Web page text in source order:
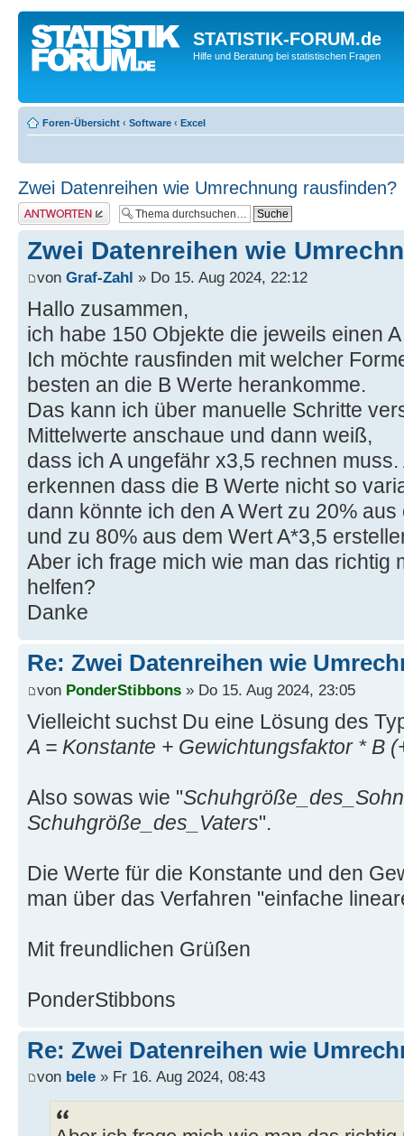
STATISTIK-FORUM.de
Hilfe und Beratung bei statistischen Fragen
Foren-Übersicht ‹ Software ‹ Excel
Zwei Datenreihen wie Umrechnung rausfinden?
Antwort erstellen
Zwei Datenreihen wie
von Graf-Zahl » Do 15. Aug 2024, 22:12
Hallo zusammen,
ich habe 150 Objekte die jeweils einen
Ich möchte rausfinden mit welcher
besten an die B Werte herankomme.
Das kann ich über manuelle Schritte
Mittelwerte anschaue und dann weiß,
dass ich A ungefähr x3,5 rechnen
erkennen dass die B Werte nicht so
dann könnte ich den A Wert zu 20%
und zu 80% aus dem Wert A*3,5
Aber ich frage mich wie man das richtig
helfen?
Danke
Re: Zwei Datenreihen wie
von PonderStibbons » Do 15. Aug 2024, 23:05
Vielleicht suchst Du eine Lösung des
A = Konstante + Gewichtungsfaktor * B
Also sowas wie "
Schuhgröße_des_Vaters".
Die Werte für die Konstante und den
man über das Verfahren "einfache
Mit freundlichen Grüßen
PonderStibbons
Re: Zwei Datenreihen wie
von bele » Fr 16. Aug 2024, 08:43